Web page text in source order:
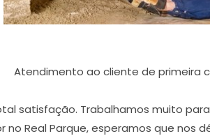
Atendimento ao cliente de primeira
satisfação. Trabalhamos muito
Real Parque, esperamos que nos